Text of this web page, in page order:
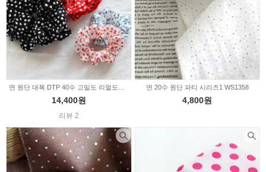
14,400원
리뷰 2
면 20수 원단 파티 시리즈1 WS1358
4,800원